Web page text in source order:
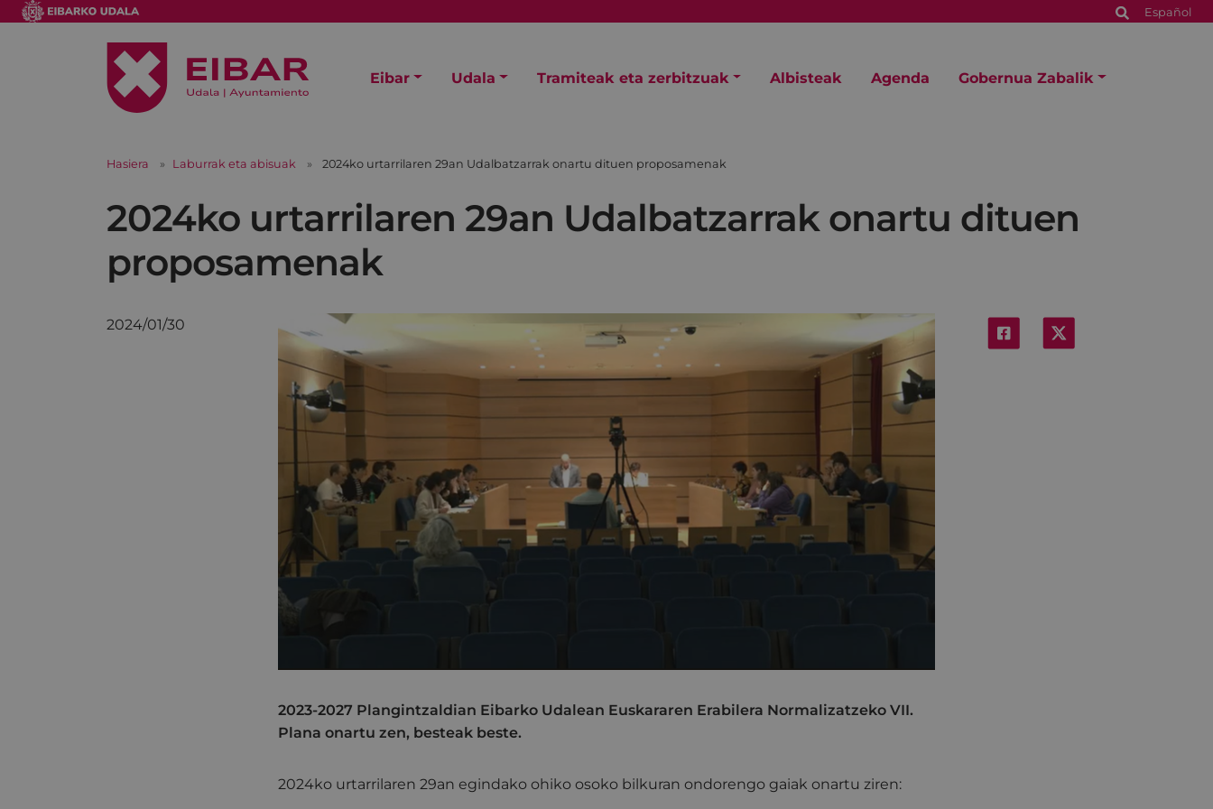
Español
Eibar Udala Tramiteak eta zerbitzuak Albisteak Agenda Gobernua Zabalik
Hasiera Laburrak eta abisuak 2024ko urtarrilaren 29an Udalbatzarrak onartu dituen proposamenak
2024ko urtarrilaren 29an Udalbatzarrak onartu dituen
proposamenak
2024/01/30
2023-2027 Plangintzaldian Eibarko Udalean Euskararen Erabilera Normalizatzeko VII.
Plana onartu zen, besteak beste.
2024ko urtarrilaren 29an egindako ohiko osoko bilkuran ondorengo gaiak onartu ziren: